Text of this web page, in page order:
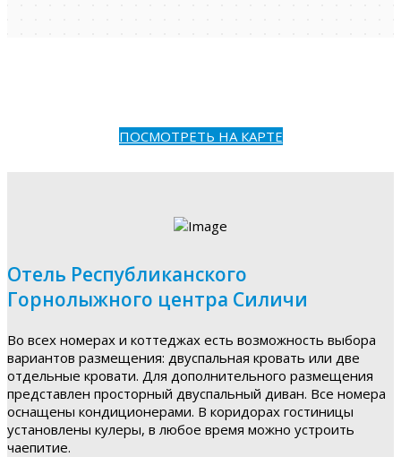
ПОСМОТРЕТЬ НА КАРТЕ
Отель Республиканского
Горнолыжного центра Силичи
Во всех номерах и коттеджах есть возможность выбора
вариантов размещения: двуспальная кровать или две
отдельные кровати. Для дополнительного размещения
представлен просторный двуспальный диван. Все номера
оснащены кондиционерами. В коридорах гостиницы
установлены кулеры, в любое время можно устроить
чаепитие.